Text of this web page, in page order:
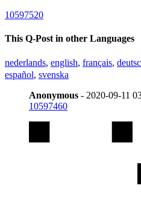
10597520
This Q-Post in other Languages
nederlands, english, français,
español, svenska
Anonymous - 2020-09-11
10597460